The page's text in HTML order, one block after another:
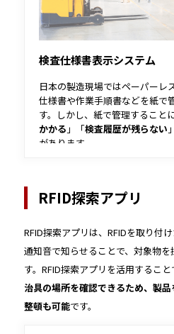
検査仕様書表示システム
日本の製造現場ではペーパーレ
仕様書や作業手順書などを紙で
す。しかし、紙で管理すること
かかる 」「検査履歴が残らない
があります。
検査の度に仕様書を探すのが
検査仕様書や作業手順書な
ある方
情報の更新やメンテナンスが
RFID探索アプリ
RFID探索アプリは、RFIDを取り付
通知音で知らせることで、対象物
す。RFID探索アプリを活用すること
治具の場所を確認できるため、製
整頓も可能です。